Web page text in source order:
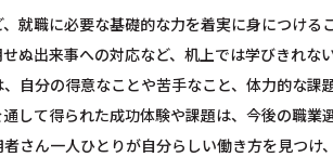
就職に必要な基礎的な力を着実に身につける
ぬ出来事への対応など、机上では学びきれな
自分の得意なことや苦手なこと、体力的な課
して得られた成功体験や課題は、今後の職業
さん一人ひとりが自分らしい働き方を見つけ